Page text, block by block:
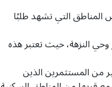
المناطق التي تشهد طلبًا
النزهة، حيث تعتبر هذه
من المستثمرين الذين